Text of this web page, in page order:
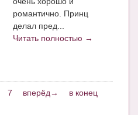
романтично. Принц
делал пред...
Читать полностью →
7 вперёд→ в конец